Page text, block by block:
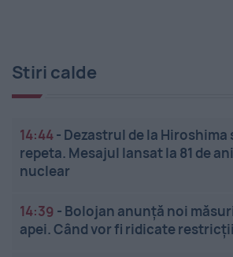
Stiri calde
14:44- Dezastrul de la Hiroshima
repeta. Mesajul lansat la 81 de
nuclear
14:39 - Bolojan anunță noi
apei. Când vor fi ridicate